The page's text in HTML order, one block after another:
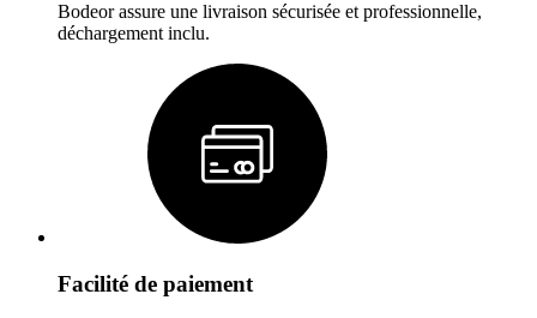
Bodeor assure une livraison sécurisée et professionnelle,
déchargement inclu.
Facilité de paiement